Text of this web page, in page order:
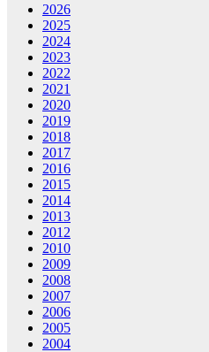
2026
2025
2024
2023
2022
2021
2020
2019
2018
2017
2016
2015
2014
2013
2012
2010
2009
2008
2007
2006
2005
2004